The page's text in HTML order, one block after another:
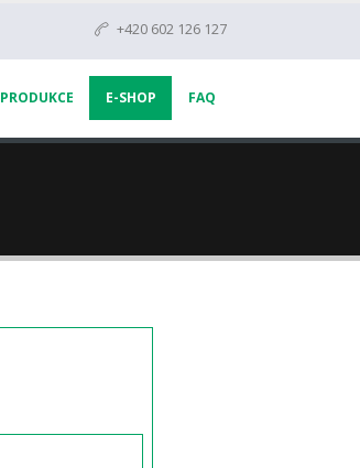
+420 602 126 127
PRODUKCE E-SHOP FAQ